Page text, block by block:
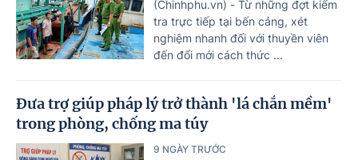
(Chinhphu.vn) - Từ những đợt kiểm
tra trực tiếp tại bến cảng, xét
nghiệm nhanh đối với thuyền viên
đến đổi mới cách thức ...
Đưa trợ giúp pháp lý trở thành 'lá chắn mềm'
trong phòng, chống ma túy
9 NGÀY TRƯỚC